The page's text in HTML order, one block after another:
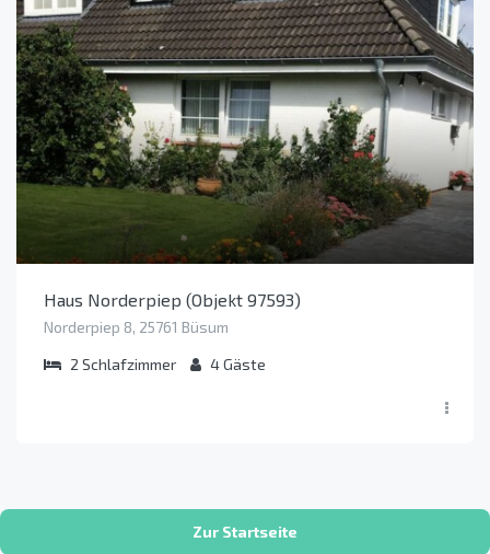
Haus Norderpiep (Objekt 97593)
Norderpiep 8, 25761 Büsum
2 Schlafzimmer 4Gäste
Zur Startseite